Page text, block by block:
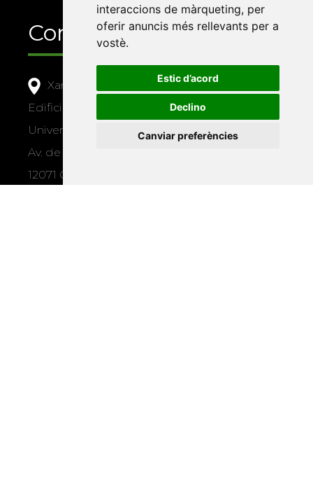
interaccions de màrqueting, per
oferir anuncis més rellevants per a
vostè.
Estic d’acord
Declino
Canviar preferències
Contacte
Xarxa Vives d'Universitats
Edifici Àgora
Universitat Jaume I, local 10
Av. de Vicent Sos Baynat, s/n
12071 Castelló de la Plana